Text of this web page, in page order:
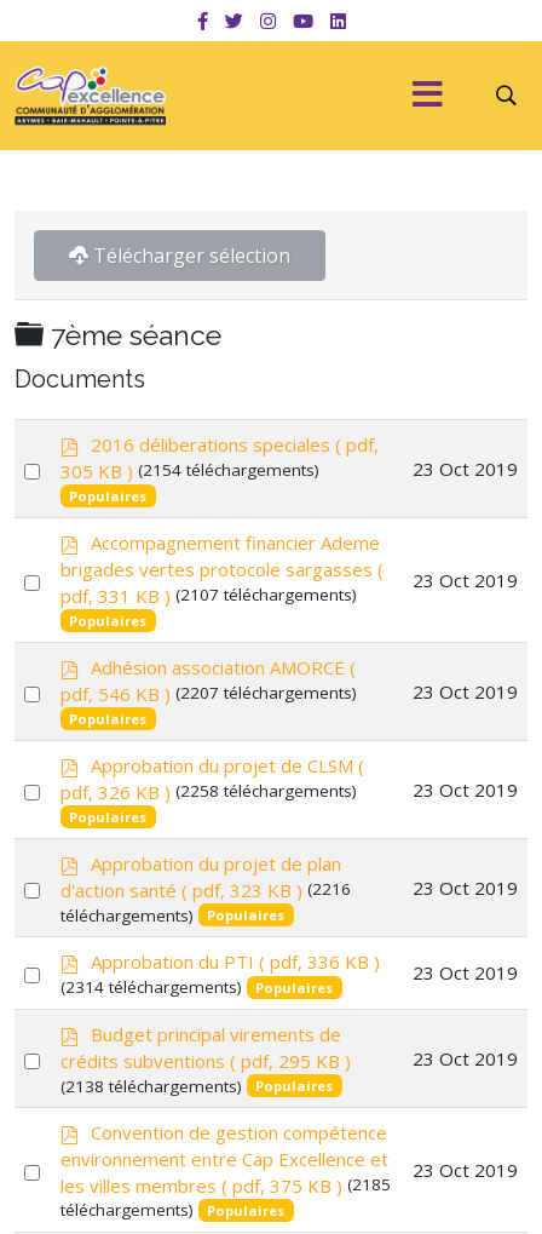
Télécharger sélection
Dossier
7ème séance
Documents
Select
p
d
f
2016 déliberations speciales ( pdf,
305 KB ) (2154 téléchargements)
Populaires
23 Oct 2019
Select
item
p
f
Accompagnement financier Ademe
brigades vertes protocole sargasses (
pdf, 331 KB ) (2107 téléchargements)
Populaires
23 Oct 2019
Select
p
d
f
Adhésion association AMORCE (
pdf, 546 KB ) (2207 téléchargements)
Populaires
23 Oct 2019
Select
p
d
f
Approbation du projet de CLSM (
pdf, 326 KB ) (2258 téléchargements)
Populaires
23 Oct 2019
Select
p
f
Approbation du projet de plan
d'action santé ( pdf, 323 KB ) (2216
téléchargements)
Populaires
23 Oct 2019
Select
p
d
Approbation du PTI ( pdf, 336 KB )
(2314 téléchargements) Populaires
23 Oct 2019
Select
p
d
f
Budget principal virements de
crédits subventions ( pdf, 295 KB )
(2138 téléchargements) Populaires
23 Oct 2019
Select
p
d
f
Convention de gestion compétence
environnement entre Cap Excellence et
les villes membres ( pdf, 375 KB ) (2185
téléchargements)
Populaires
23 Oct 2019